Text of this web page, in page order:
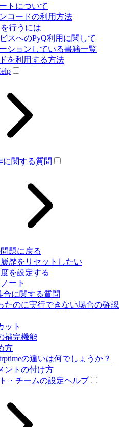
トについて
コードの利用方法
行うには
スへのPyQ利用に関して
ションしている書籍一覧
を利用する方法
に関する質問
題に戻る
歴をリセットしたい
を設定する
ート
合に関する質問
たのに実行できない場合の確認
ット
補完機能
方
の違いは何でしょうか？
ントの付け方
・チームの設定ヘルプ